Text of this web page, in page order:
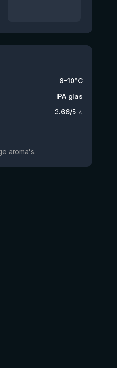
8-10°C
IPA glas
3.66/5 ⭐
aroma's.